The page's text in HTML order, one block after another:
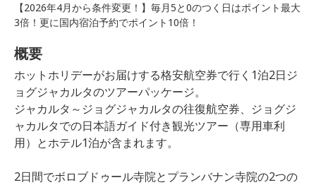
【2026年4月から条件変更！】毎月5と0のつく日はポイント最大
3倍！更に国内宿泊予約でポイント10倍！
概要
ホットホリデーがお届けする格安航空券で行く1泊2日ジ
ョグジャカルタのツアーパッケージ。
ジャカルタ～ジョグジャカルタの往復航空券、ジョグジ
ャカルタでの日本語ガイド付き観光ツアー（専用車利
用）とホテル1泊が含まれます。
2日間でボロブドゥール寺院とプランバナン寺院の2つの